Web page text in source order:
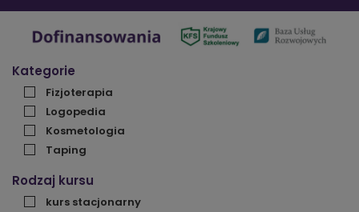
Kategorie
Fizjoterapia
Logopedia
Kosmetologia
Taping
Rodzaj kursu
kurs stacjonarny